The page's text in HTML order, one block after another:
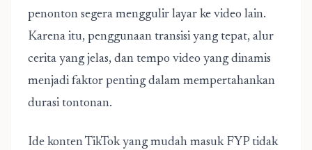
penonton segera menggulir layar ke video lain.
Karena itu, penggunaan transisi yang tepat, alur
cerita yang jelas, dan tempo video yang dinamis
menjadi faktor penting dalam mempertahankan
durasi tontonan.
Ide konten TikTok yang mudah masuk FYP tidak